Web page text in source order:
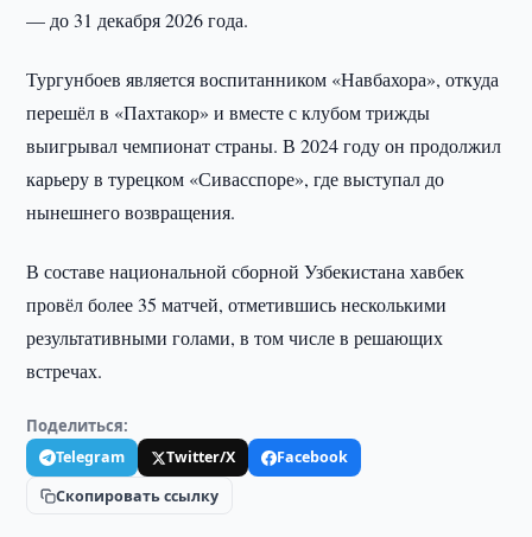
— до 31 декабря 2026 года.
Тургунбоев является воспитанником «Навбахора», откуда
перешёл в «Пахтакор» и вместе с клубом трижды
выигрывал чемпионат страны. В 2024 году он продолжил
карьеру в турецком «Сивасспоре», где выступал до
нынешнего возвращения.
В составе национальной сборной Узбекистана хавбек
провёл более 35 матчей, отметившись несколькими
результативными голами, в том числе в решающих
встречах.
Поделиться:
Telegram Twitter/X
Facebook
Скопировать ссылку